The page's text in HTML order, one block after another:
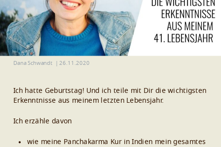
Dana Schwandt 26.11.2020
Ich hatte Geburtstag! Und ich teile mit Dir die wichtigsten
Erkenntnisse aus meinem letzten Lebensjahr.
Ich erzähle davon
wie meine Panchakarma Kur in Indien mein gesamtes